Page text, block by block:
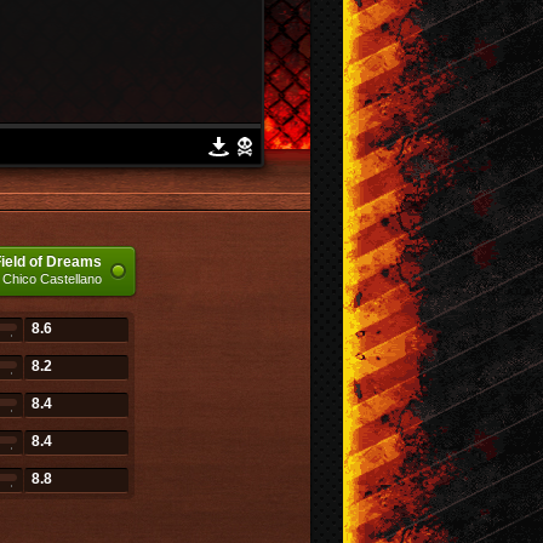
of Dreams
Chico Castellano
8.6
8.2
8.4
8.4
8.8